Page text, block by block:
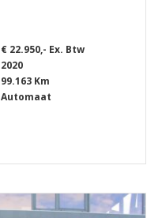
€ 22.950,- Ex. Btw
2020
99.163 Km
Automaat